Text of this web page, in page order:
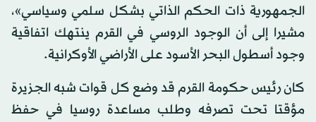
الجمهورية ذات الحكم الذاتي بشكل سلمي وسياسي»،
مشيرا إلى أن الوجود الروسي في القرم ينتهك اتفاقية
وجود أسطول البحر الأسود على الأراضي الأوكرانية.
كان رئيس حكومة القرم قد وضع كل قوات شبه الجزيرة
مؤقتا تحت تصرفه وطلب مساعدة روسيا في حفظ